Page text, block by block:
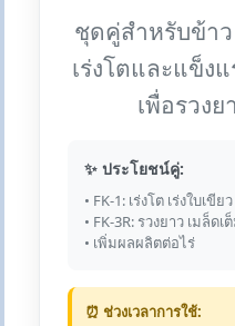
ชุดคู่สำหรับข้าว
เร่งโตและแข็ง
เพื่อรวงย
✨ ประโยชน์คู่:
• FK-1: เร่งโต เร่งใบเขีย
• FK-3R: รวงยาว เมล็ด
• เพิ่มผลผลิตต่อไร่
⏰ ช่วงเวลาการใช้: